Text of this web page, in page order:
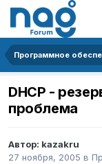
Программное
DHCP -
проблема
Автор: kazakru
27 ноября, 2005 в